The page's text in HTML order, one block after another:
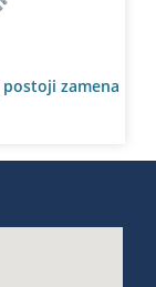
postoji zamena